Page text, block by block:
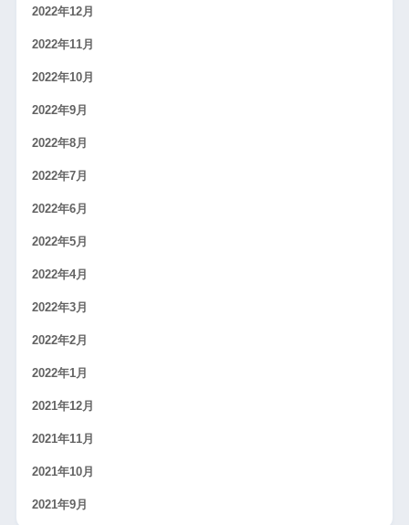
2022年12月
2022年11月
2022年10月
2022年9月
2022年8月
2022年7月
2022年6月
2022年5月
2022年4月
2022年3月
2022年2月
2022年1月
2021年12月
2021年11月
2021年10月
2021年9月